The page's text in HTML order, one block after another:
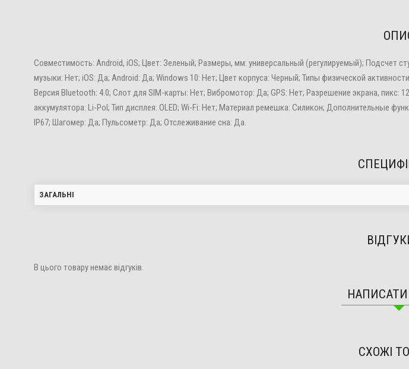
Совместимость: Android, iOS; Цвет: Зеленый; Размеры, мм: универсальный (регулируемый);
музыки: Нет; iOS: Да; Android: Да; Windows 10: Нет; Цвет корпуса: Черный; Типы физической
Версия Bluetooth: 4.0; Слот для SIM-карты: Нет; Вибромотор: Да; GPS: Нет; Разрешение экрана, пикс:
аккумулятора: Li-Pol; Тип дисплея: OLED; Wi-Fi: Нет; Материал ремешка: Силикон; Дополнительные
IP67; Шагомер: Да; Пульсометр: Да; Отслеживание сна: Да.
ЗАГАЛЬНІ
В цього товару немає відгуків.
НАПИСАТИ
СХОЖІ